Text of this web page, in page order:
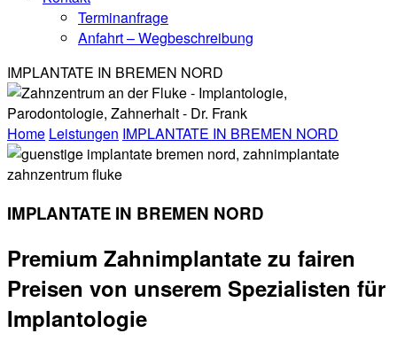
Terminanfrage
Anfahrt – Wegbeschreibung
IMPLANTATE IN BREMEN NORD
Home Leistungen IMPLANTATE IN BREMEN NORD
IMPLANTATE IN BREMEN NORD
Premium Zahnimplantate zu fairen
Preisen von unserem Spezialisten für
Implantologie